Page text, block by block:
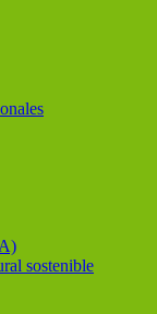
sostenible